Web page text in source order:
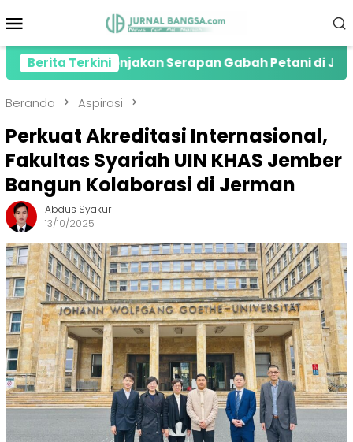
ke
Mobile
Berita Terkini
Lonjakan Serapan Gabah Petani di Jember
Beranda Aspirasi
Perkuat Akreditasi Internasional,
Fakultas Syariah UIN KHAS Jember
Bangun Kolaborasi di Jerman
Abdus Syakur
13/10/2025